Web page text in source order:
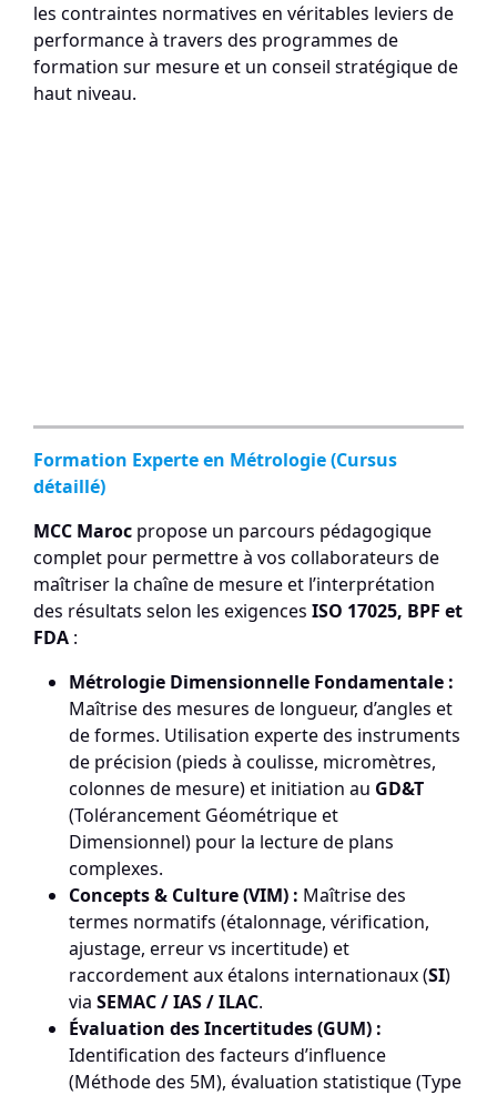
les contraintes normatives en véritables leviers de
performance à travers des programmes de
formation sur mesure et un conseil stratégique de
haut niveau.
Formation Experte en Métrologie (Cursus
détaillé)
MCC Maroc propose un parcours pédagogique
complet pour permettre à vos collaborateurs de
maîtriser la chaîne de mesure et l’interprétation
des résultats selon les exigences ISO 17025, BPF et
FDA :
Métrologie Dimensionnelle Fondamentale :
Maîtrise des mesures de longueur, d’angles et
de formes. Utilisation experte des instruments
de précision (pieds à coulisse, micromètres,
colonnes de mesure) et initiation au GD&T
(Tolérancement Géométrique et
Dimensionnel) pour la lecture de plans
complexes.
Concepts & Culture (VIM) : Maîtrise des
termes normatifs (étalonnage, vérification,
ajustage, erreur vs incertitude) et
raccordement aux étalons internationaux (SI)
via SEMAC / IAS / ILAC.
Évaluation des Incertitudes (GUM) :
Identification des facteurs d’influence
(Méthode des 5M), évaluation statistique (Type